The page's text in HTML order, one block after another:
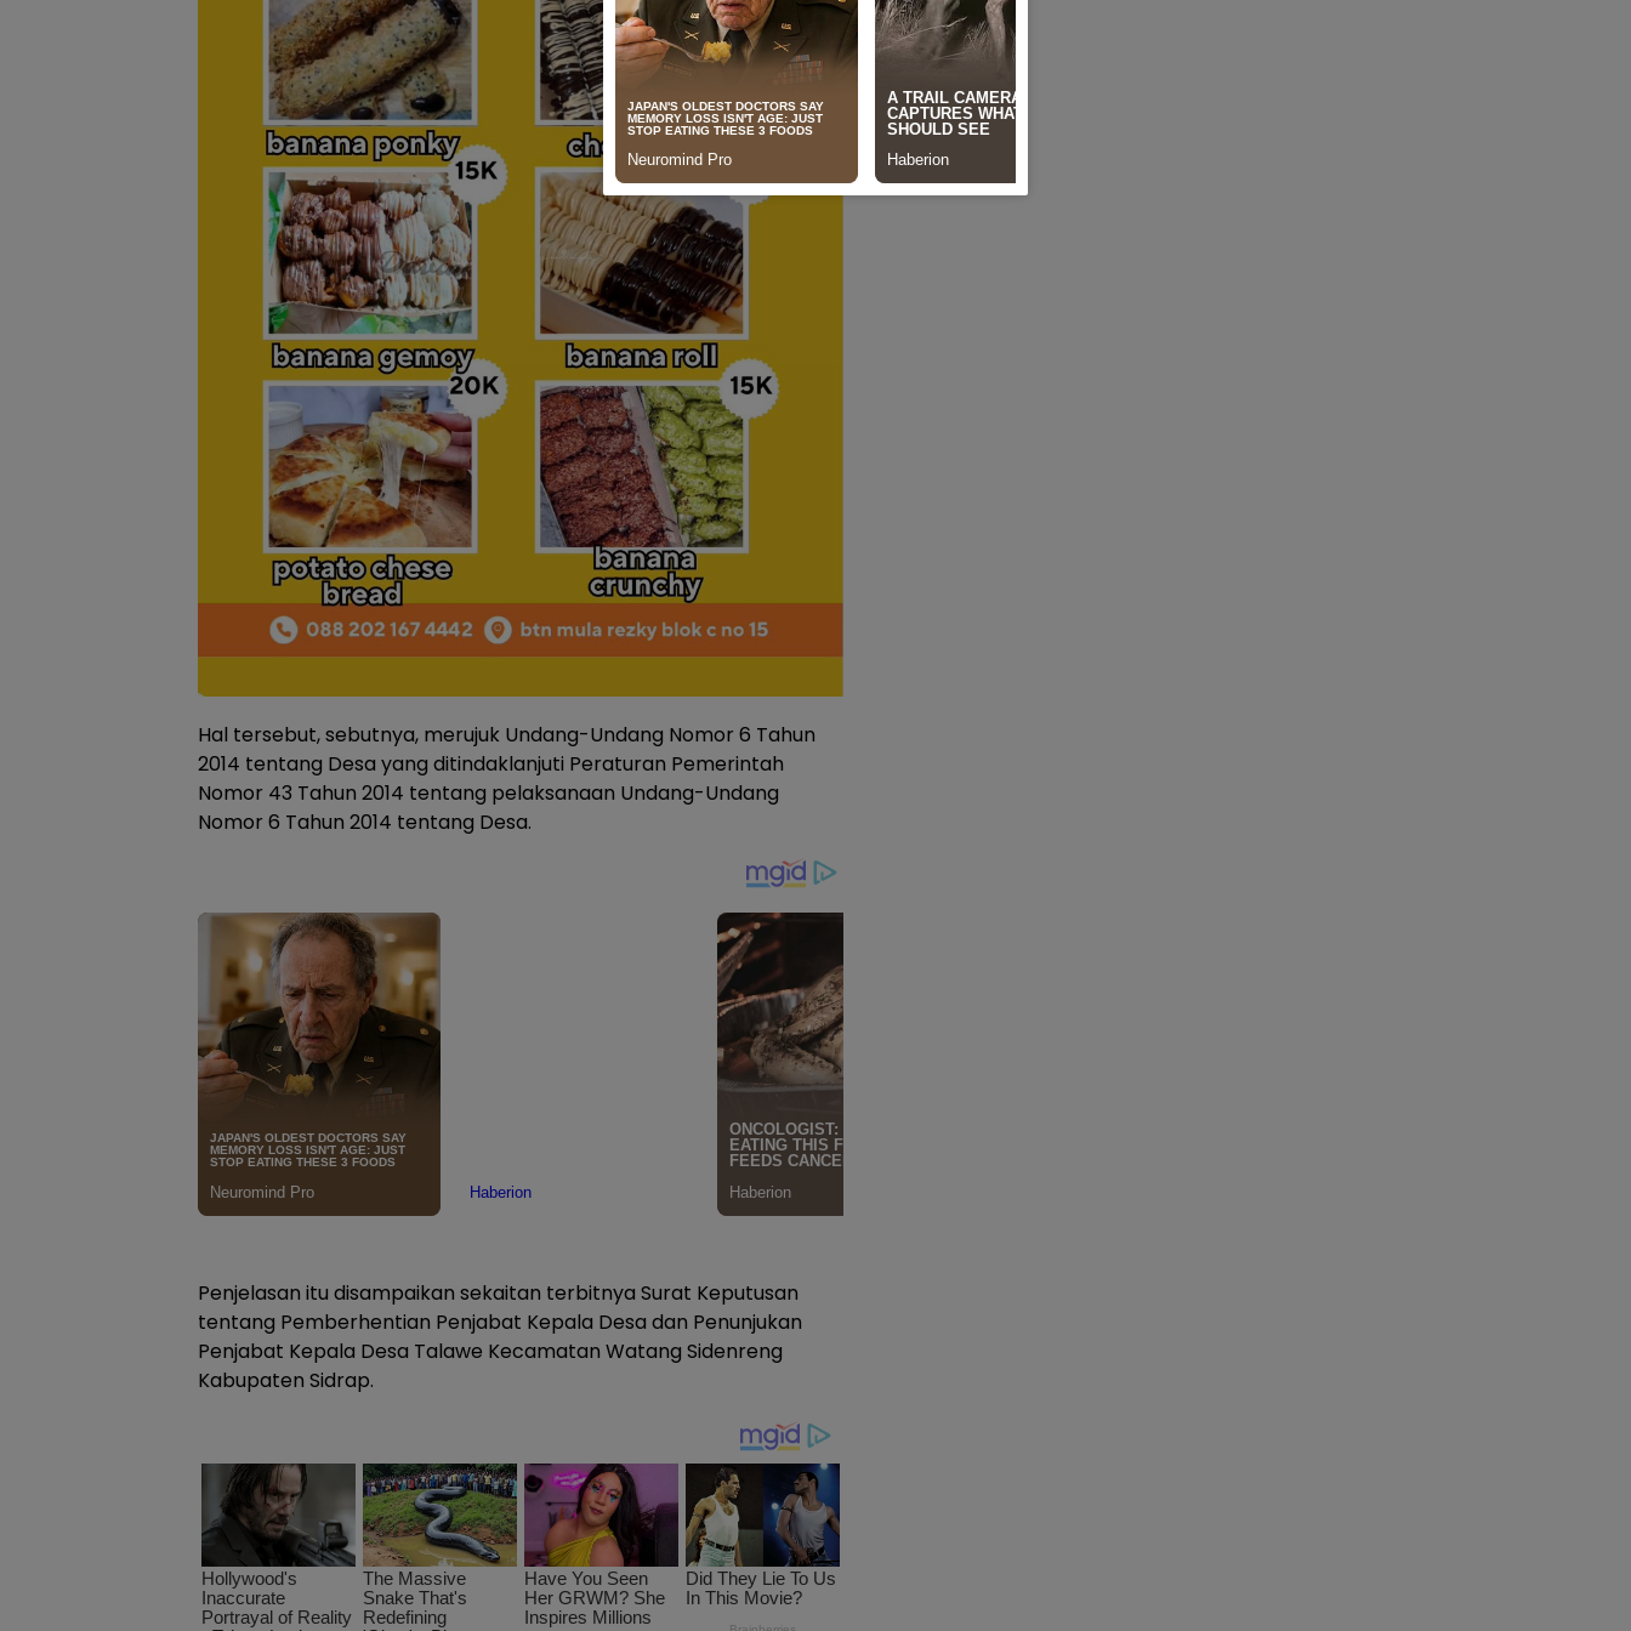
Hal tersebut, sebutnya, merujuk Undang-Undang Nomor 6 Tahun
2014 tentang Desa yang ditindaklanjuti Peraturan Pemerintah
Nomor 43 Tahun 2014 tentang pelaksanaan Undang-Undang
Nomor 6 Tahun 2014 tentang Desa.
Penjelasan itu disampaikan sekaitan terbitnya Surat Keputusan
tentang Pemberhentian Penjabat Kepala Desa dan Penunjukan
Penjabat Kepala Desa Talawe Kecamatan Watang Sidenreng
Kabupaten Sidrap.